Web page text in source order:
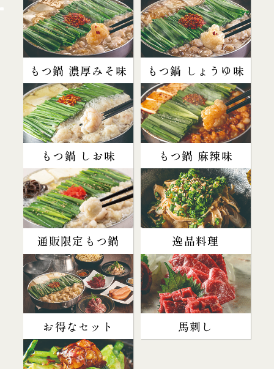
もつ鍋 濃厚みそ味 もつ鍋 しょうゆ味
もつ鍋 しお味 もつ鍋 麻辣味
通販限定もつ鍋 逸品料理
お得なセット 馬刺し